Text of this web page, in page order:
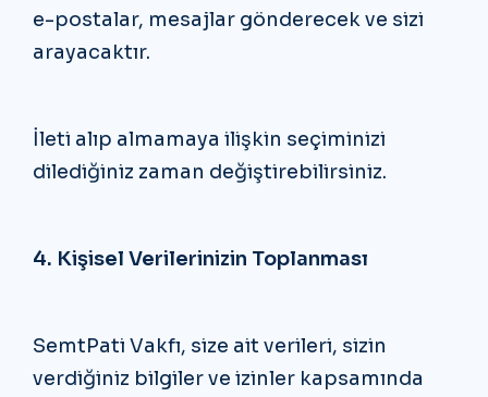
e-postalar, mesajlar gönderecek ve sizi
arayacaktır.
İleti alıp almamaya ilişkin seçiminizi
dilediğiniz zaman değiştirebilirsiniz.
4. Kişisel Verilerinizin Toplanması
SemtPati Vakfı, size ait verileri, sizin
verdiğiniz bilgiler ve izinler kapsamında